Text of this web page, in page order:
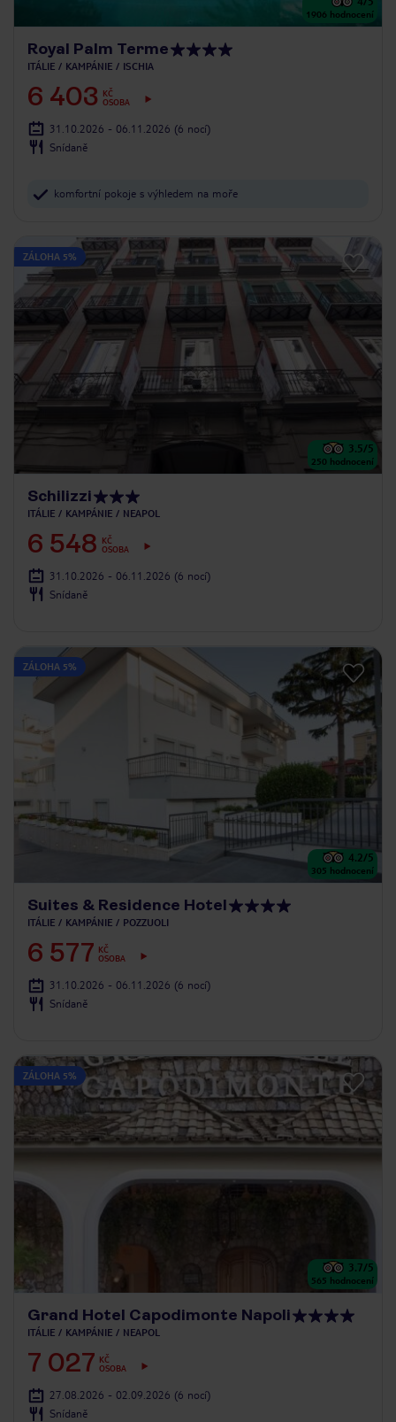
1906 hodnocení
Royal Palm Terme
ITÁLIE KAMPÁNIE ISCHIA
6 403
KČ
OSOBA
31.10.2026 - 06.11.2026 (6 nocí)
Snídaně
komfortní pokoje s výhledem na moře
ZÁLOHA 5%
3.5/5
250 hodnocení
Schilizzi
ITÁLIE KAMPÁNIE NEAPOL
6 548
KČ
OSOBA
31.10.2026 - 06.11.2026 (6 nocí)
Snídaně
ZÁLOHA 5%
4.2/5
305 hodnocení
Suites & Residence Hotel
ITÁLIE KAMPÁNIE POZZUOLI
6 577 KČ
OSOBA
31.10.2026 - 06.11.2026 (6 nocí)
Snídaně
ZÁLOHA 5%
3.7/5
565 hodnocení
Grand Hotel Capodimonte Napoli
ITÁLIE KAMPÁNIE NEAPOL
7 027 KČ
OSOBA
27.08.2026 - 02.09.2026 (6 nocí)
Snídaně